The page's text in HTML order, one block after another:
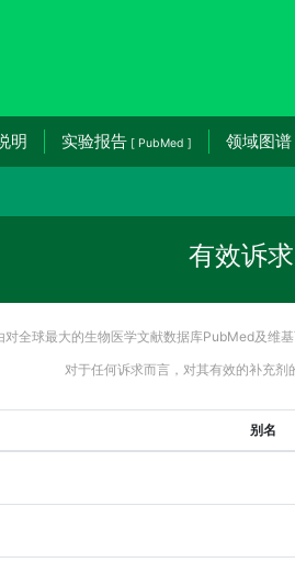
明 实验报告 [ PubMed ] 领域图谱
有效诉求
对全球最大的生物医学文献数据库PubMed及维
对于任何诉求而言，对其有效的补充剂
别名